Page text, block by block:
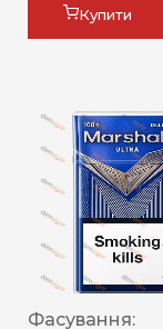
Купити
Фасування: